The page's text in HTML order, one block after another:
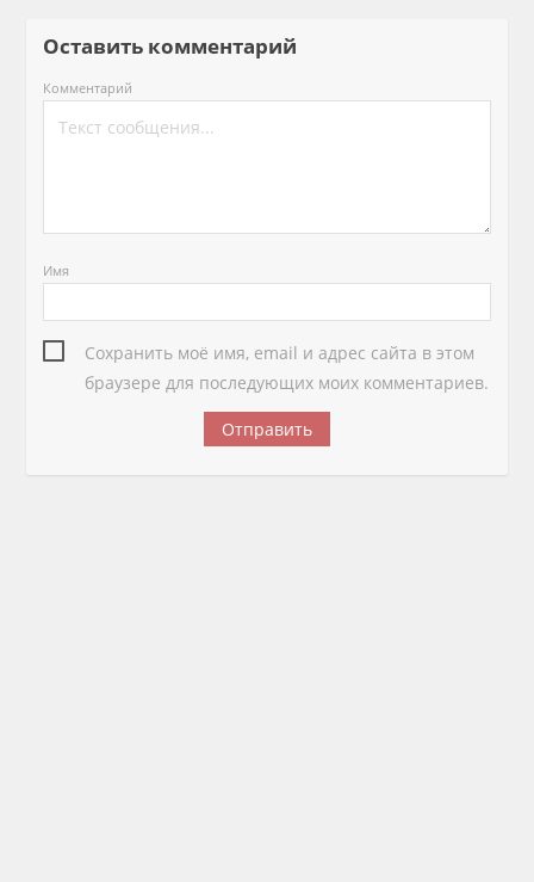
Оставить комментарий
Комментарий
Имя
Сохранить моё имя, email и адрес сайта в этом
браузере для последующих моих комментариев.